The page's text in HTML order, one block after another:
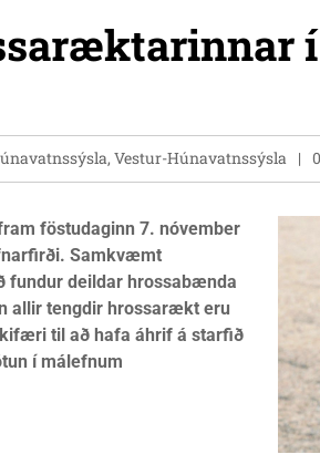
Vestur-Húnavatnssýsla
föstudaginn 7. nóvember
Samkvæmt
fundur deildar hrossabænda
allir tengdir hrossarækt eru
til að hafa áhrif á starfið
í málefnum